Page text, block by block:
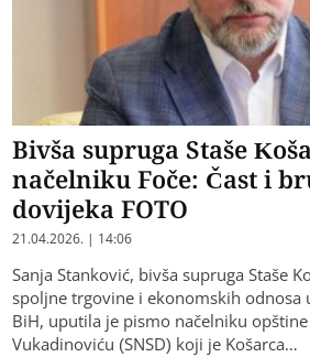
Bivša supruga Staše
načelniku Foče: Čast i
dovijeka FOTO
21.04.2026. | 14:06
Sanja Stanković, bivša supruga Staše
spoljne trgovine i ekonomskih odnosa
BiH, uputila je pismo načelniku
Vukadinoviću (SNSD) koji je Košarca…